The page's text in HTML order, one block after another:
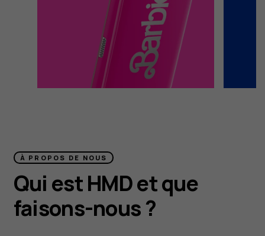
À PROPOS DE NOUS
Qui est HMD et que
faisons-nous ?